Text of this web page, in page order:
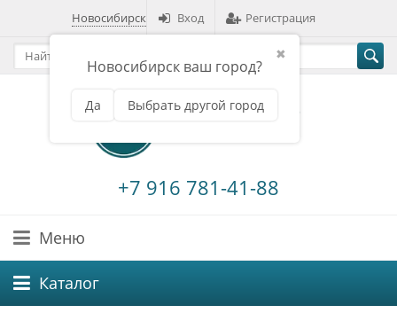
Новосибирск
✖
Новосибирск ваш город?
Да Выбрать другой город
Вход Регистрация
+7 916 781-41-88
Меню
Каталог